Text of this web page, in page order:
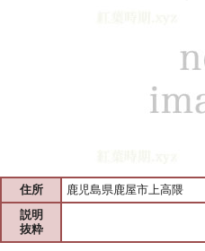
住所
鹿児島県鹿屋市上高隈
説明
抜粋